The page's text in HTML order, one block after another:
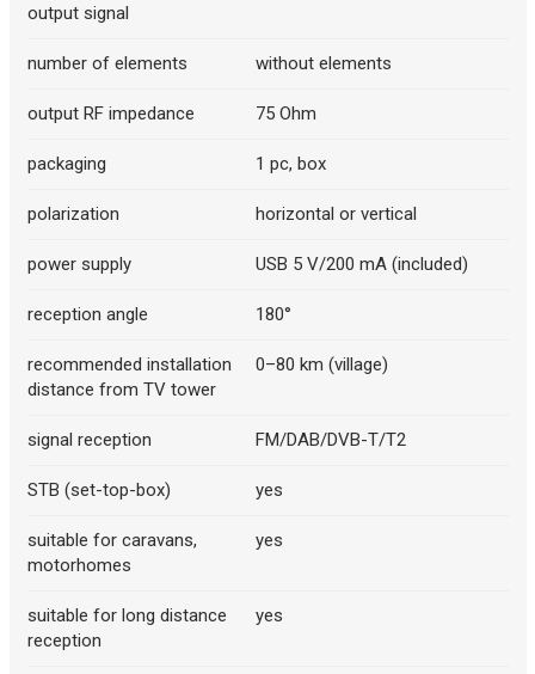
output signal
number of elements without elements
output RF impedance 75 Ohm
packaging 1 pc, box
polarization horizontal or vertical
power supply USB 5 V/200 mA (included)
reception angle 180°
recommended installation
distance from TV tower
0–80 km (village)
signal reception FM/DAB/DVB-T/T2
STB (set-top-box) yes
suitable for caravans,
motorhomes
yes
suitable for long distance
reception
yes